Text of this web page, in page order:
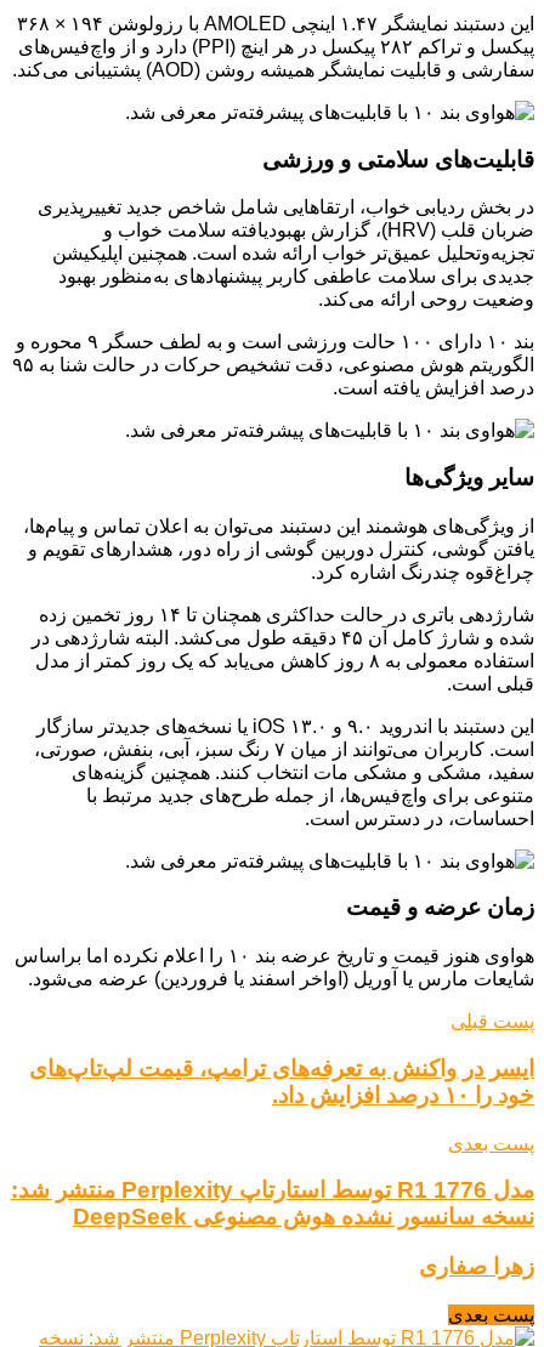
این دستبند نمایشگر ۱.۴۷ اینچی AMOLED با رزولوشن ۱۹۴ × ۳۶۸
پیکسل و تراکم ۲۸۲ پیکسل در هر اینچ (PPI) دارد و از واچ‌فیس‌های
سفارشی و قابلیت نمایشگر همیشه روشن (AOD) پشتیبانی می‌کند.
قابلیت‌های سلامتی و ورزشی
در بخش ردیابی خواب، ارتقاهایی شامل شاخص جدید تغییرپذیری
ضربان قلب (HRV)، گزارش بهبودیافته سلامت خواب و
تجزیه‌وتحلیل عمیق‌تر خواب ارائه شده است. همچنین اپلیکیشن
جدیدی برای سلامت عاطفی کاربر پیشنهادهای به‌منظور بهبود
وضعیت روحی ارائه می‌کند.
بند ۱۰ دارای ۱۰۰ حالت ورزشی است و به لطف حسگر ۹ محوره و
الگوریتم هوش مصنوعی، دقت تشخیص حرکات در حالت شنا به ۹۵
درصد افزایش یافته است.
سایر ویژگی‌ها
از ویژگی‌های هوشمند این دستبند می‌توان به اعلان تماس و پیام‌ها،
یافتن گوشی، کنترل دوربین گوشی از راه دور، هشدارهای تقویم و
چراغ‌قوه چندرنگ اشاره کرد.
شارژدهی باتری در حالت حداکثری همچنان تا ۱۴ روز تخمین زده
شده و شارژ کامل آن ۴۵ دقیقه طول می‌کشد. البته شارژدهی در
استفاده معمولی به ۸ روز کاهش می‌یابد که یک روز کمتر از مدل
قبلی است.
این دستبند با اندروید ۹.۰ و iOS ۱۳.۰ یا نسخه‌های جدیدتر سازگار
است. کاربران می‌توانند از میان ۷ رنگ سبز، آبی، بنفش، صورتی،
سفید، مشکی و مشکی مات انتخاب کنند. همچنین گزینه‌های
متنوعی برای واچ‌فیس‌ها، از جمله طرح‌های جدید مرتبط با
احساسات، در دسترس است.
زمان عرضه و قیمت
هواوی هنوز قیمت و تاریخ عرضه بند ۱۰ را اعلام نکرده اما براساس
شایعات مارس یا آوریل (اواخر اسفند یا فروردین) عرضه می‌شود.
پست قبلی
ایسر در واکنش به تعرفه‌های ترامپ، قیمت لپ‌تاپ‌های
خود را ۱۰ درصد افزایش داد.
پست بعدی
مدل R1 1776 توسط استارتاپ Perplexity منتشر شد:
نسخه سانسور نشده هوش مصنوعی DeepSeek
زهرا صفاری
پست بعدی